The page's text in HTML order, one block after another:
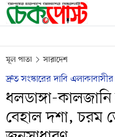
মূল পাতা সারাদেশ
দ্রুত সংস্কারের দাবি এলাকাবাসীর
ধলডাঙ্গা-
বেহাল দশা, চরম